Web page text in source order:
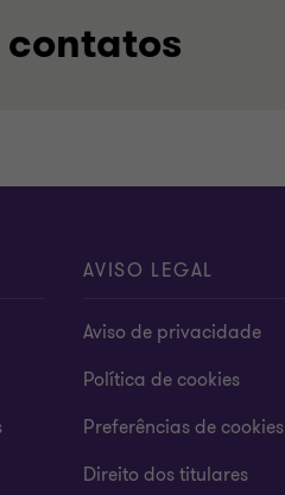
AVISO LEGAL
Aviso de privacidade
Política de cookies
Preferências de cookies
Direito dos titulares